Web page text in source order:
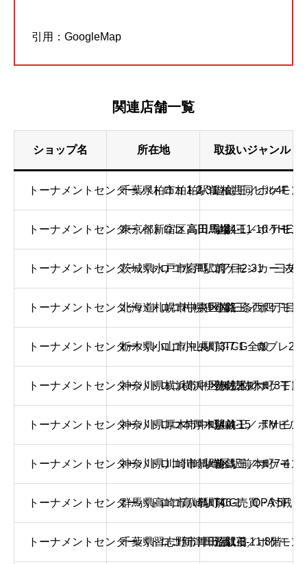
引用：GoogleMap
関連店舗一覧
ショップ名 所在地 取扱いジャンル
トーナメントセンター バトロコ 柏駅前
千葉県柏市柏1-2-31 柏共同ビル4F
遊戯王／ポケモン
トーナメントセンター バトロコ 高田馬場
東京都新宿区高田馬場4-11-10
遊戯王／ポケモン
トーナメントセンターバトロコ水戸駅前
茨城県水戸市宮町二丁目2-31 三友
ポケモンカード/
トーナメントセンターバトロコ札幌狸小路
北海道札幌市中央区南三条西四丁目
遊戯王／ポケモン
トーナメントセンターバトロコ小山駅前
栃木県小山市中央町3-7-1 ロブレ2
TCG全般
トーナメントセンターバトロコ横浜伊勢佐木町
神奈川県横浜市中区伊勢佐木町3丁
遊戯王／ポケモン
トーナメントセンターバトロコ本厚木駅前
神奈川県厚木市中町4-4-15 TMビ
遊戯王／ポケモン
トーナメントセンターバトロコ川崎駅前
神奈川県川崎市川崎区駅前本町7-4
遊戯王／ポケモン
トーナメントセンターバトロコ高崎駅前
群馬県高崎市八島町46-1 OPA 5F
TCG売買・対戦
トーナメントセンターバトロコ新津田沼駅前
千葉県習志野市津田沼1-3-11 8階
遊戯王／ポケモン